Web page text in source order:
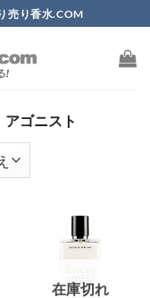
売り香水.COM
アゴニスト
在庫切れ